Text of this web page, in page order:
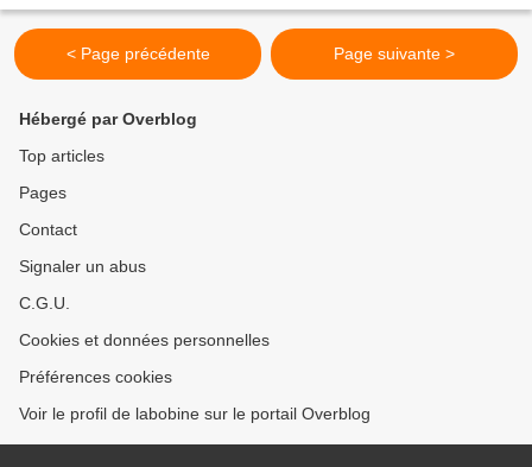
< Page précédente Page suivante >
Hébergé par Overblog
Top articles
Pages
Contact
Signaler un abus
C.G.U.
Cookies et données personnelles
Préférences cookies
Voir le profil de labobine sur le portail Overblog